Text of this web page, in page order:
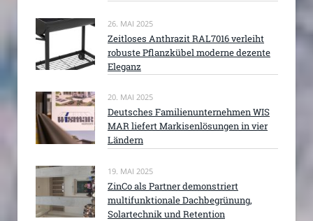
26. MAI 2025
Zeitloses Anthrazit RAL7016 verleiht
robuste Pflanzkübel moderne dezente
Eleganz
20. MAI 2025
Deutsches Familienunternehmen WIS
MAR liefert Markisenlösungen in vier
Ländern
19. MAI 2025
ZinCo als Partner demonstriert
multifunktionale Dachbegrünung,
Solartechnik und Retention